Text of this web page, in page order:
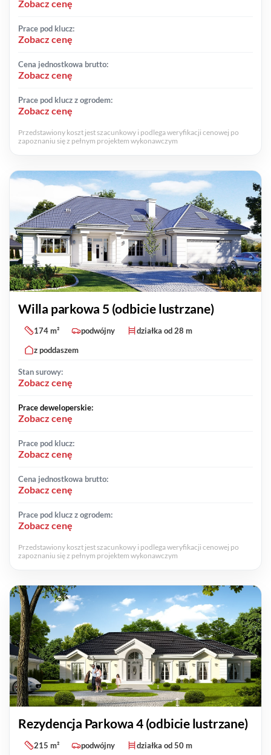
Zobacz cenę
Prace pod klucz:
Zobacz cenę
Cena jednostkowa brutto:
Zobacz cenę
Prace pod klucz z ogrodem:
Zobacz cenę
Przedstawiony koszt jest szacunkowy i podlega weryfikacji cenowej po
zapoznaniu się z pełnym projektem wykonawczym
Willa parkowa 5 (odbicie lustrzane)
174 m² podwójny
działka od 28 m
z poddaszem
Stan surowy:
Zobacz cenę
Prace deweloperskie:
Zobacz cenę
Prace pod klucz:
Zobacz cenę
Cena jednostkowa brutto:
Zobacz cenę
Prace pod klucz z ogrodem:
Zobacz cenę
Przedstawiony koszt jest szacunkowy i podlega weryfikacji cenowej po
zapoznaniu się z pełnym projektem wykonawczym
Rezydencja Parkowa 4 (odbicie lustrzane)
215 m² podwójny
działka od 50 m